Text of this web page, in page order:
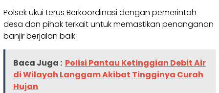
Polsek ukui terus Berkoordinasi dengan pemerintah
desa dan pihak terkait untuk memastikan penanganan
banjir berjalan baik.
Baca Juga : Polisi Pantau Ketinggian Debit Air
di Wilayah Langgam Akibat Tingginya Curah
Hujan